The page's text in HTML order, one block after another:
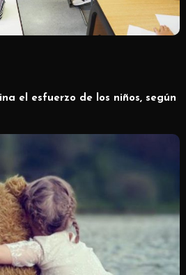
el esfuerzo de los niños, según